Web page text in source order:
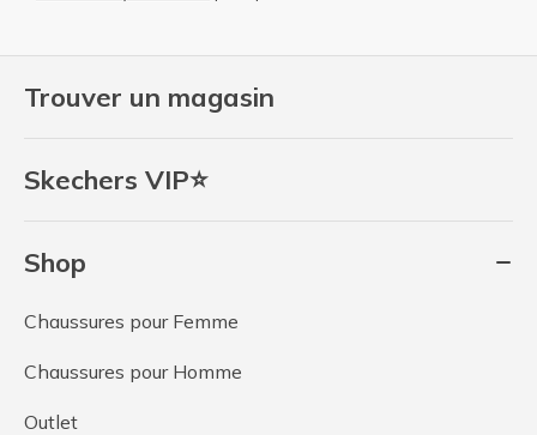
Trouver un magasin
Skechers VIP⭐
Shop
Chaussures pour Femme
Chaussures pour Homme
Outlet